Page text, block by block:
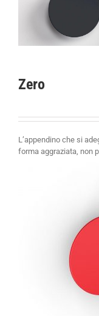
Zero
L’appendino che si
forma aggraziata, non